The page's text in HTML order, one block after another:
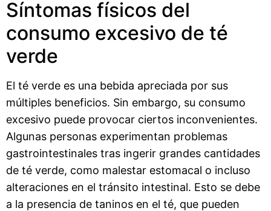
Síntomas físicos del
consumo excesivo de té
verde
El té verde es una bebida apreciada por sus
múltiples beneficios. Sin embargo, su consumo
excesivo puede provocar ciertos inconvenientes.
Algunas personas experimentan problemas
gastrointestinales tras ingerir grandes cantidades
de té verde, como malestar estomacal o incluso
alteraciones en el tránsito intestinal. Esto se debe
a la presencia de taninos en el té, que pueden